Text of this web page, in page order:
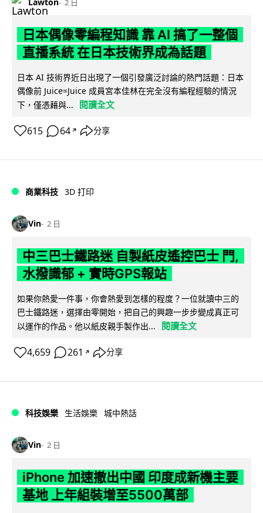
2 日
日本偶像零編程知識 靠 AI 搞了一整個
直播系統 在日本技術界成為話題
日本 AI 技術界近日出現了一個引發廣泛討論的熱門話題：日本
偶像前 Juice=Juice 成員宮本佳林在完全沒有編程經驗的情況
下，僅憑藉與...
閱讀全文
615 64 ↗ 分享
商業科技 3D 打印
Vin 2 日
中三巴士鐵路迷 自製紙皮遙控巴士 門,
水撥識郁 + 實時GPS報站
如果你熱愛一件事，你會熱愛到怎樣的程度？一位就讀中三的
巴士鐵路迷，選擇由零開始，把自己的興趣一步步變成真正可
以運作的作品。他以紙皮親手製作出...
閱讀全文
4,659 261 ↗ 分享
科技娛樂 生活娛樂 城中熱話
Vin 2 日
iPhone 加速撤出中國 印度成新機主要
基地 上年組裝增至5500萬部